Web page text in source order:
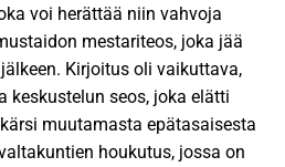
voi herättää niin vahvoja
mestariteos, joka jää
Kirjoitus oli vaikuttava,
keskustelun seos, joka elätti
muutamasta epätasaisesta
houkutus, jossa on